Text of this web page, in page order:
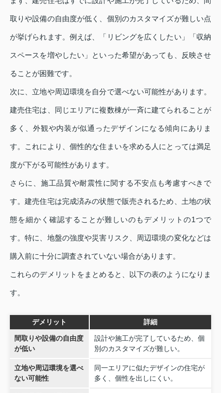
取りや設備の自由度が低く、個別のカスタマイズが難しい点
が挙げられます。例えば、「リビングを広くしたい」「収納
スペースを増やしたい」といった希望があっても、反映させ
ることが困難です。
次に、立地や周辺環境を自分で選べない可能性があります。
建売住宅は、同じエリアに複数棟が一斉に建てられることが
多く、外観や内装が似通ったデザインになる傾向にありま
す。これにより、個性的な住まいを求める人にとっては満足
度が下がる可能性があります。
さらに、施工品質や耐震性に関する不安点も考慮すべきで
す。建売住宅は完成済みの状態で販売されるため、土地の状
態を細かく確認することが難しいのもデメリットの1つで
す。特に、地盤の強度や災害リスク、周辺環境の変化などは
購入前に十分に調査されていない場合があります。
これらのデメリットをまとめると、以下の表のようになりま
す。
デメリット 詳細
間取りや設備の自由度
が低い
設計や施工が完了しているため、個
別のカスタマイズが難しい。
立地や周辺環境を選べ
ない可能性
同一エリアに似たデザインの住宅が
多く、個性を出しにくい。